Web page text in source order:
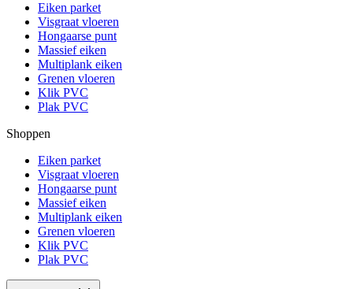
Eiken parket
Visgraat vloeren
Hongaarse punt
Massief eiken
Multiplank eiken
Grenen vloeren
Klik PVC
Plak PVC
Shoppen
Eiken parket
Visgraat vloeren
Hongaarse punt
Massief eiken
Multiplank eiken
Grenen vloeren
Klik PVC
Plak PVC